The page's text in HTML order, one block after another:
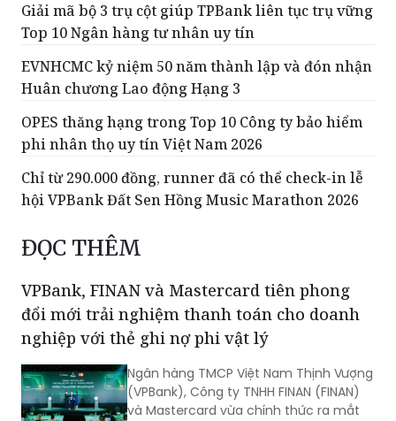
Giải mã bộ 3 trụ cột giúp TPBank liên tục trụ vững
Top 10 Ngân hàng tư nhân uy tín
EVNHCMC kỷ niệm 50 năm thành lập và đón nhận
Huân chương Lao động Hạng 3
OPES thăng hạng trong Top 10 Công ty bảo hiểm
phi nhân thọ uy tín Việt Nam 2026
Chỉ từ 290.000 đồng, runner đã có thể check-in lễ
hội VPBank Đất Sen Hồng Music Marathon 2026
ĐỌC THÊM
VPBank, FINAN và Mastercard tiên phong
đổi mới trải nghiệm thanh toán cho doanh
nghiệp với thẻ ghi nợ phi vật lý
Ngân hàng TMCP Việt Nam Thịnh Vượng
(VPBank), Công ty TNHH FINAN (FINAN)
và Mastercard vừa chính thức ra mắt